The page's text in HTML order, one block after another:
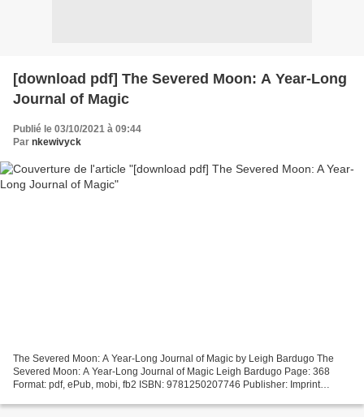
[download pdf] The Severed Moon: A Year-Long
Journal of Magic
Publié le 03/10/2021 à 09:44
Par nkewivyck
The Severed Moon: A Year-Long Journal of Magic by Leigh Bardugo The
Severed Moon: A Year-Long Journal of Magic Leigh Bardugo Page: 368
Format: pdf, ePub, mobi, fb2 ISBN: 9781250207746 Publisher: Imprint